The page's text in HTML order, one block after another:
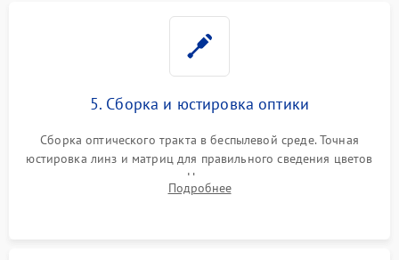
5. Сборка и юстировка оптики
Сборка оптического тракта в беспылевой среде. Точная
юстировка линз и матриц для правильного сведения цветов
и устранения размытия. Надежное подключение всех
шлейфов, установка датчиков и закрытие корпуса
Подробнее